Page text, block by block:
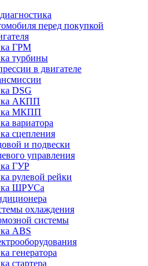
перед покупкой
ГРМ
турбины
в двигателе
DSG
АКПП
МКПП
вариатора
сцепления
и подвески
управления
ГУР
рулевой рейки
ШРУСа
охлаждения
системы
ABS
генератора
стартера